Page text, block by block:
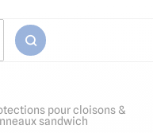
pour cloisons &
sandwich